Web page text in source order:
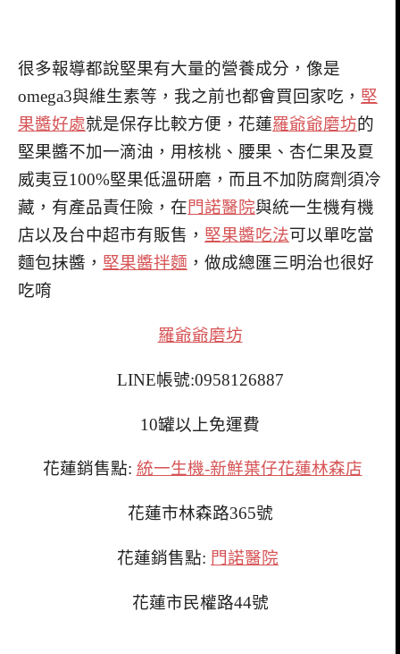
很多報導都說堅果有大量的營養成分，像是
omega3與維生素等，我之前也都會買回家吃， 堅
果醬好處就是保存比較方便，花蓮羅爺爺磨坊的
堅果醬不加一滴油，用核桃、腰果、杏仁果及夏
威夷豆100%堅果低溫研磨，而且不加防腐劑須冷
藏，有產品責任險，在門諾醫院與統一生機有機
店以及台中超市有販售， 堅果醬吃法可以單吃當
麵包抹醬， 堅果醬拌麵 ，做成總匯三明治也很好
吃唷
羅爺爺磨坊
LINE帳號:0958126887
10罐以上免運費
花蓮銷售點: 統一生機-新鮮葉仔花蓮林森店
花蓮市林森路365號
花蓮銷售點: 門諾醫院
花蓮市民權路44號